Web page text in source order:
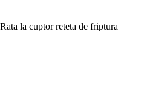
Rata la cuptor reteta de friptura